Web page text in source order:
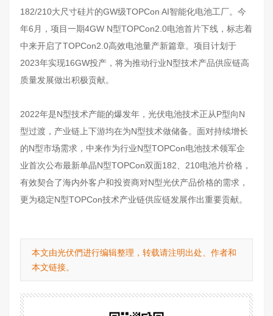
182/210大尺寸硅片的GW级TOPCon AI智能化电池工厂。今
年6月，项目一期4GW N型TOPCon2.0电池首片下线，标志着
中来开启了TOPCon2.0高效电池量产新篇章。项目计划于
2023年实现16GW投产，将为推动行业N型技术产品供应链高
质量发展做出积极贡献。
2022年是N型技术产能的爆发年，光伏电池技术正从P型向N
型过渡，产业链上下游均在为N型技术做储备。面对持续增长
的N型市场需求，中来作为行业N型TOPCon电池技术领军企
业首次公布最新单晶N型TOPCon双面182、210电池片价格，
有效契合了海内外客户和投资商对N型光伏产品价格的需求，
更为稳定N型TOPCon技术产业链供应链发展作出重要贡献。
本文由光伏們进行编辑整理，转载请注明出处、作者和
本文链接。